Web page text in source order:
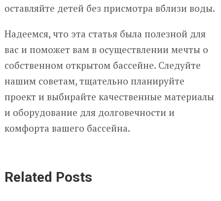
оставляйте детей без присмотра вблизи воды.
Надеемся, что эта статья была полезной для
вас и поможет вам в осуществлении мечты о
собственном открытом бассейне. Следуйте
нашим советам, тщательно планируйте
проект и выбирайте качественные материалы
и оборудование для долговечности и
комфорта вашего бассейна.
Related Posts